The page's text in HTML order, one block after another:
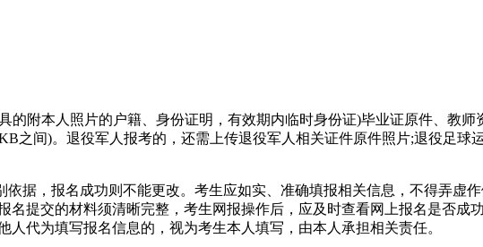
的附本人照片的户籍、身份证明，有效期内临时身份证)毕业证原件、教
之间)。退役军人报考的，还需上传退役军人相关证件原件照片;退役足球
据，报名成功则不能更改。考生应如实、准确填报相关信息，不得弄虚
提交的材料须清晰完整，考生网报操作后，应及时查看网上报名是否成
代为填写报名信息的，视为考生本人填写，由本人承担相关责任。